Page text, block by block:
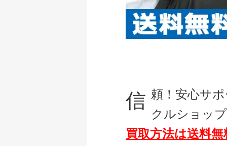
信 頼！安心サ
クルショッ
買取方法は送料